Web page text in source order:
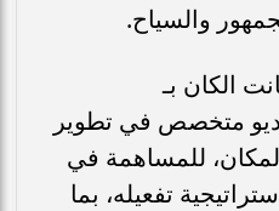
والسياح.
الكان بـ
متخصص في تطوير
للمساهمة في
تفعيله، بما